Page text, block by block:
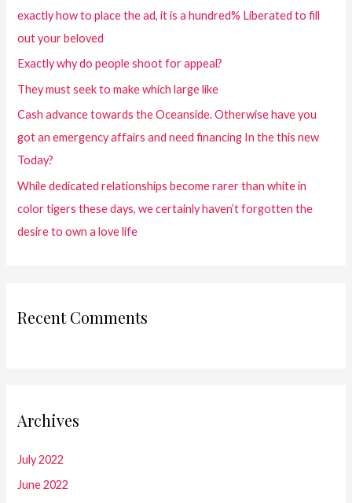
exactly how to place the ad, it is a hundred% Liberated to fill
out your beloved
Exactly why do people shoot for appeal?
They must seek to make which large like
Cash advance towards the Oceanside. Otherwise have you
got an emergency affairs and need financing In the this new
Today?
While dedicated relationships become rarer than white in
color tigers these days, we certainly haven’t forgotten the
desire to own a love life
Recent Comments
Archives
July 2022
June 2022